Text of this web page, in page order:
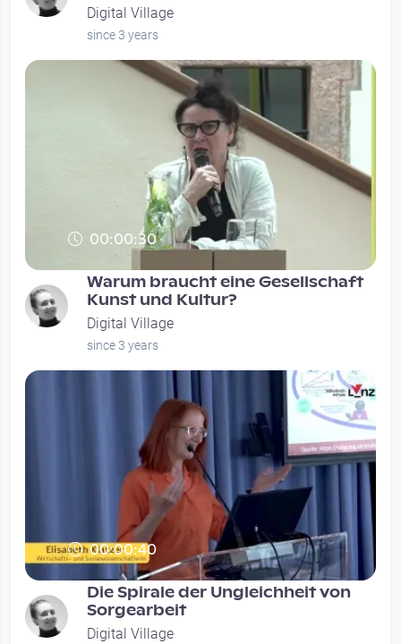
Digital Village
since 3 years
00:00:30
Warum braucht eine Gesellschaft
Kunst und Kultur?
Digital Village
since 3 years
00:00:40
Die Spirale der Ungleichheit von
Sorgearbeit
Digital Village